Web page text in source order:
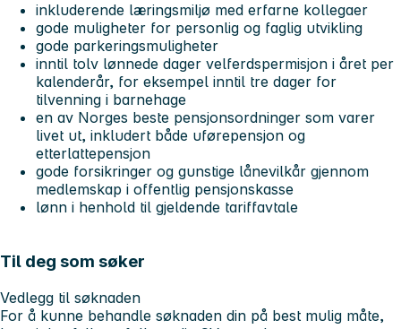
inkluderende læringsmiljø med erfarne kollegaer
gode muligheter for personlig og faglig utvikling
gode parkeringsmuligheter
inntil tolv lønnede dager velferdspermisjon i året per
kalenderår, for eksempel inntil tre dager for
tilvenning i barnehage
en av Norges beste pensjonsordninger som varer
livet ut, inkludert både uførepensjon og
etterlattepensjon
gode forsikringer og gunstige lånevilkår gjennom
medlemskap i offentlig pensjonskasse
lønn i henhold til gjeldende tariffavtale
Til deg som søker
Vedlegg til søknaden
For å kunne behandle søknaden din på best mulig måte,